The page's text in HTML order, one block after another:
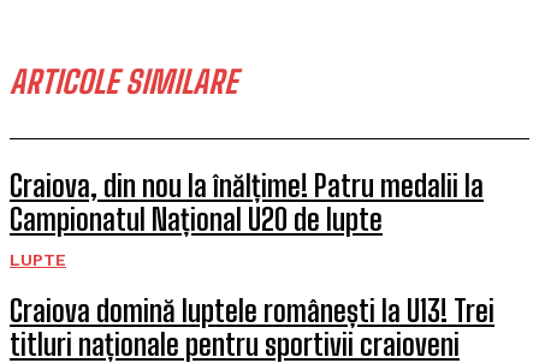
ARTICOLE SIMILARE
Craiova, din nou la înălțime! Patru medalii la
Campionatul Național U20 de lupte
LUPTE
Craiova domină luptele românești la U13! Trei
titluri naționale pentru sportivii craioveni